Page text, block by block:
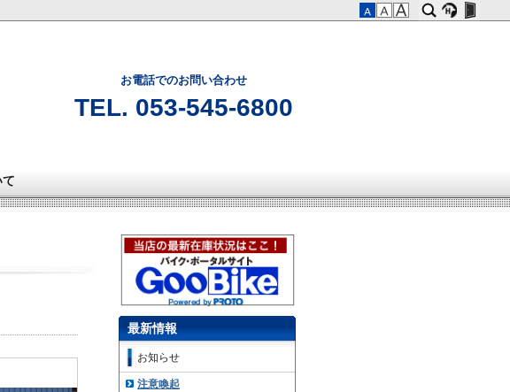
お電話でのお問い合わせ
TEL. 053-545-6800
最新情報
お知らせ
注意喚起